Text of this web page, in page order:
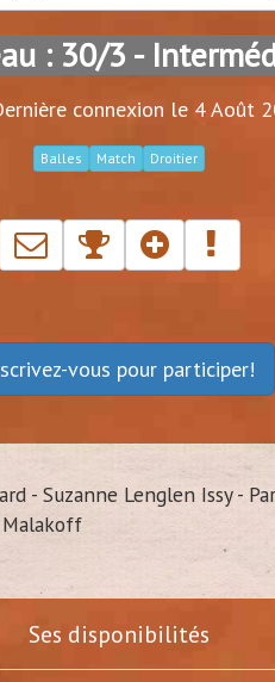
: 30/3 -
connexion le 4 Août
Balles Match Droitier
vous pour participer!
- Suzanne Lenglen Issy -
Malakoff
Ses disponibilités